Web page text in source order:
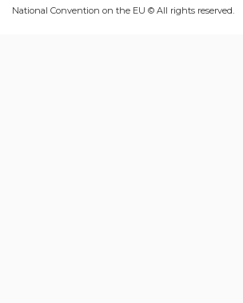
National Convention on the EU © All rights reserved.